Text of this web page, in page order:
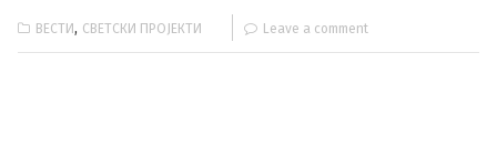
ВЕСТИ, СВЕТСКИ ПРОЈЕКТИ Leave a comment